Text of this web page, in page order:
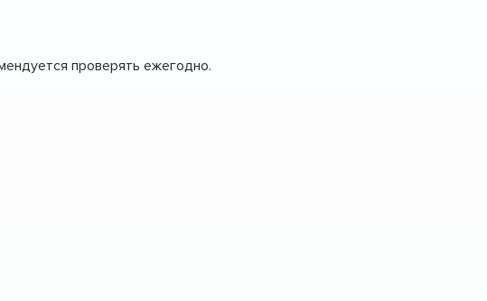
проверять ежегодно.